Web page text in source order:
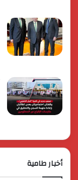
أخبار طامية